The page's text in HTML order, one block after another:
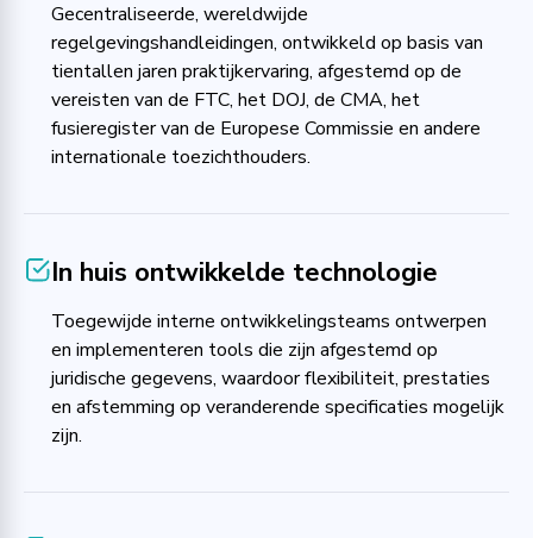
Gecentraliseerde, wereldwijde
regelgevingshandleidingen, ontwikkeld op basis van
tientallen jaren praktijkervaring, afgestemd op de
vereisten van de FTC, het DOJ, de CMA, het
fusieregister van de Europese Commissie en andere
internationale toezichthouders.
In huis ontwikkelde technologie
Toegewijde interne ontwikkelingsteams ontwerpen
en implementeren tools die zijn afgestemd op
juridische gegevens, waardoor flexibiliteit, prestaties
en afstemming op veranderende specificaties mogelijk
zijn.